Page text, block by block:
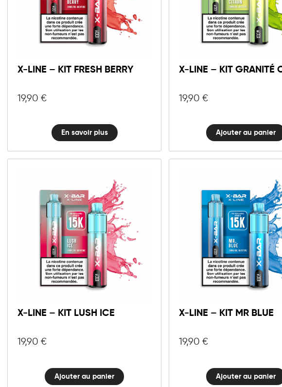
X-LINE – KIT FRESH BERRY
19,90 €
En savoir plus
X-LINE – KIT GRANITÉ
19,90€
10mg 20mg
X-
LINE
Kit
Granité
Ajouter au panier
X-LINE – KIT LUSH ICE
19,90 €
10mg 20mg
X-
LINE
Kit
Lush
Ajouter au panier
X-LINE – KIT MR BLUE
19,90€
10mg 20mg
X-
LINE
Kit
Mr
Ajouter au panier